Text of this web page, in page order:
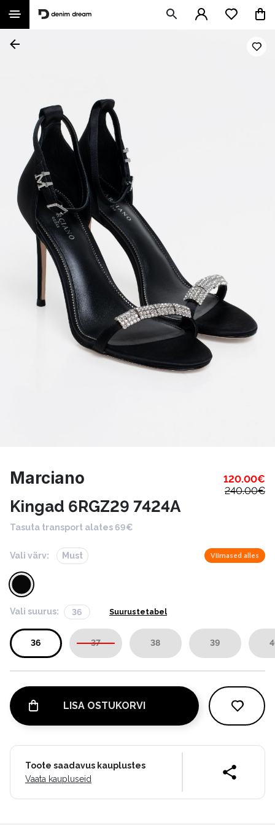
Marciano 120.00€
240.00€
Kingad 6RGZ29 7424A
Tasuta transport alates 69€
Vali värv: Must Viimased alles
Vali suurus: 36 Suurustetabel
36 37 38 39
LISA OSTUKORVI
Toote saadavus kauplustes
Vaata kaupluseid